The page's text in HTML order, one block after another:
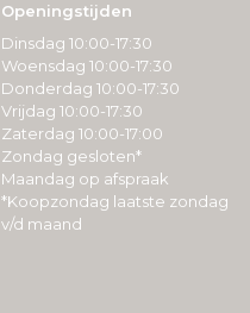
Openingstijden
Dinsdag 10:00-17:30
Woensdag 10:00-17:30
Donderdag 10:00-17:30
Vrijdag 10:00-17:30
Zaterdag 10:00-17:00
Zondag gesloten*
Maandag op afspraak
*Koopzondag laatste zondag
v/d maand